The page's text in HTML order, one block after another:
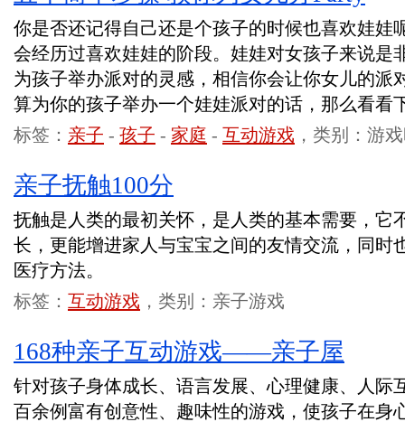
你是否还记得自己还是个孩子的时候也喜欢娃娃
会经历过喜欢娃娃的阶段。娃娃对女孩子来说是
为孩子举办派对的灵感，相信你会让你女儿的派
算为你的孩子举办一个娃娃派对的话，那么看看
标签： 亲子 - 孩子 - 家庭 - 互动游戏 ，类别：游
亲子抚触100分
抚触是人类的最初关怀，是人类的基本需要，它
长，更能增进家人与宝宝之间的友情交流，同时
医疗方法。
标签： 互动游戏 ，类别：亲子游戏
168种亲子互动游戏——亲子屋
针对孩子身体成长、语言发展、心理健康、人际
百余例富有创意性、趣味性的游戏，使孩子在身